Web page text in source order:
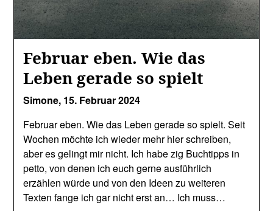
Februar eben. Wie das
Leben gerade so spielt
Simone, 15. Februar 2024
Februar eben. Wie das Leben gerade so spielt. Seit
Wochen möchte ich wieder mehr hier schreiben,
aber es gelingt mir nicht. Ich habe zig Buchtipps in
petto, von denen ich euch gerne ausführlich
erzählen würde und von den Ideen zu weiteren
Texten fange ich gar nicht erst an… Ich muss…